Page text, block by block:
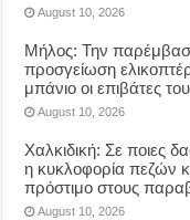
August 10, 2026
Μήλος: Την
προσγείωση
μπάνιο οι επιβάτες
August 10, 2026
Χαλκιδική: Σε ποιες
η κυκλοφορία πεζών
πρόστιμο στους
August 10, 2026